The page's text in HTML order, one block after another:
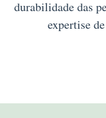
durabilidade das
expertise